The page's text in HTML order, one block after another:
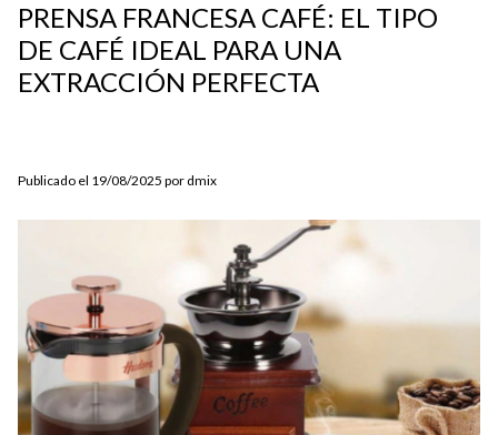
PRENSA FRANCESA CAFÉ: EL TIPO
DE CAFÉ IDEAL PARA UNA
EXTRACCIÓN PERFECTA
Publicado el 19/08/2025 por dmix